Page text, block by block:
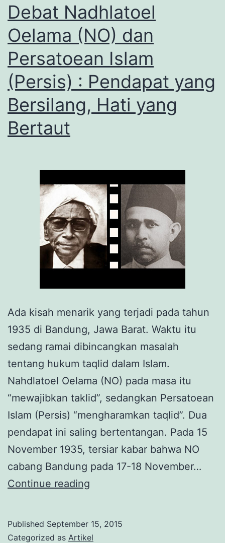
Debat Nadhlatoel
Oelama (NO) dan
Persatoean Islam
(Persis) : Pendapat yang
Bersilang, Hati yang
Bertaut
Ada kisah menarik yang terjadi pada tahun
1935 di Bandung, Jawa Barat. Waktu itu
sedang ramai dibincangkan masalah
tentang hukum taqlid dalam Islam.
Nahdlatoel Oelama (NO) pada masa itu
“mewajibkan taklid”, sedangkan Persatoean
Islam (Persis) “mengharamkan taqlid”. Dua
pendapat ini saling bertentangan. Pada 15
November 1935, tersiar kabar bahwa NO
cabang Bandung pada 17-18 November…
Continue reading
(NO)
Published September 15, 2015
Categorized as Artikel